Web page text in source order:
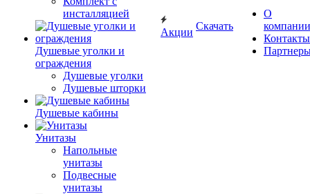
инсталляцией
Душевые уголки и
ограждения
Душевые уголки
Душевые шторки
Душевые кабины
Унитазы
Напольные
унитазы
Подвесные
унитазы
Акции
Скачать
О
компании
Контакты